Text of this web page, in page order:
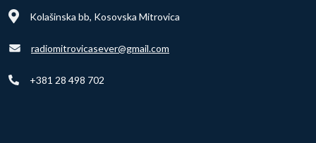
Kolašinska bb, Kosovska Mitrovica
radiomitrovicasever@gmail.com
+381 28 498 702